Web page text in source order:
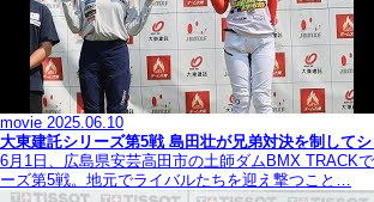
movie 2025.06.10
大東建託シリーズ第5戦 島田壮が兄弟対決を制して
6月1日、広島県安芸高田市の土師ダムBMX TRACK
ーズ第5戦。地元でライバルたちを迎え撃つこと…